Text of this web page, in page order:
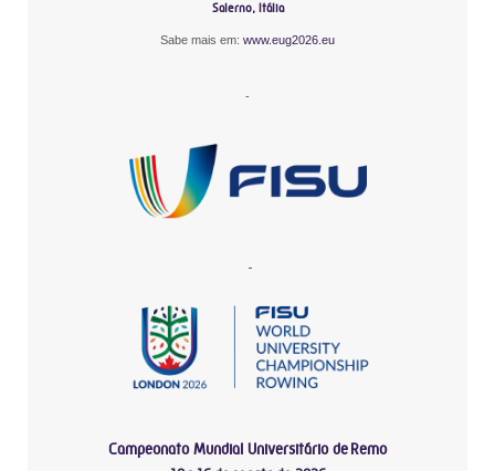
Salerno, Itália
Sabe mais em: www.eug2026.eu
-
-
Campeonato Mundial Universitário de Remo